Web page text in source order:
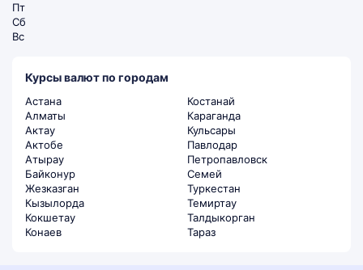
Пт
Сб
Вс
Курсы валют по городам
Астана
Алматы
Актау
Актобе
Атырау
Байконур
Жезказган
Кызылорда
Кокшетау
Конаев
Костанай
Караганда
Кульсары
Павлодар
Петропавловск
Семей
Туркестан
Темиртау
Талдыкорган
Тараз